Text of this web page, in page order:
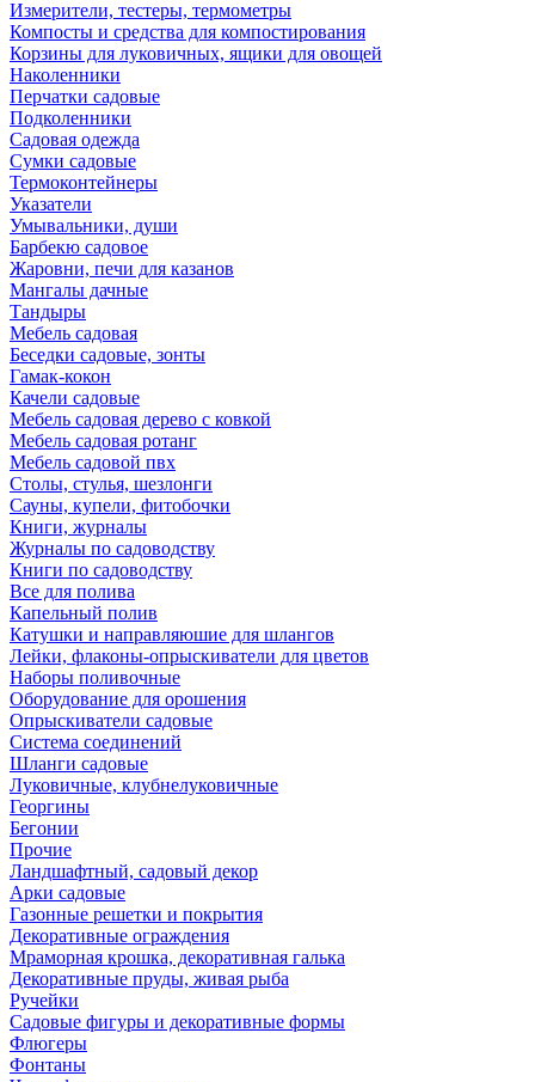
Измерители, тестеры, термометры
Компосты и средства для компостирования
Корзины для луковичных, ящики для овощей
Наколенники
Перчатки садовые
Подколенники
Садовая одежда
Сумки садовые
Термоконтейнеры
Указатели
Умывальники, души
Барбекю садовое
Жаровни, печи для казанов
Мангалы дачные
Тандыры
Мебель садовая
Беседки садовые, зонты
Гамак-кокон
Качели садовые
Мебель садовая дерево с ковкой
Мебель садовая ротанг
Мебель садовой пвх
Столы, стулья, шезлонги
Сауны, купели, фитобочки
Книги, журналы
Журналы по садоводству
Книги по садоводству
Все для полива
Капельный полив
Катушки и направляюшие для шлангов
Лейки, флаконы-опрыскиватели для цветов
Наборы поливочные
Оборудование для орошения
Опрыскиватели садовые
Система соединений
Шланги садовые
Луковичные, клубнелуковичные
Георгины
Бегонии
Прочие
Ландшафтный, садовый декор
Арки садовые
Газонные решетки и покрытия
Декоративные ограждения
Мраморная крошка, декоративная галька
Декоративные пруды, живая рыба
Ручейки
Садовые фигуры и декоративные формы
Флюгеры
Фонтаны